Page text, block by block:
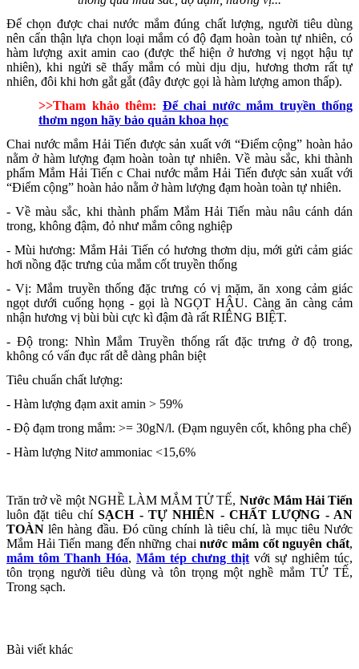
Để chọn được chai nước mắm đúng chất lượng, người tiêu dùng
nên cẩn thận lựa chọn loại mắm có độ đạm hoàn toàn tự nhiên, có
hàm lượng axit amin cao (được thể hiện ở hương vị ngọt hậu tự
nhiên), khi ngửi sẽ thấy mắm có mùi dịu dịu, hương thơm rất tự
nhiên, đôi khi hơn gắt gắt (đây được gọi là hàm lượng amon thấp).
>>Tham khảo thêm: Để chai nước mắm truyền thống
thơm ngon hãy bảo quản khoa học
Chai nước mắm Hải Tiến được sản xuất với “Điểm cộng” hoàn hảo
nằm ở hàm lượng đạm hoàn toàn tự nhiên. Về màu sắc, khi thành
phẩm Mắm Hải Tiến c Chai nước mắm Hải Tiến được sản xuất với
“Điểm cộng” hoàn hảo nằm ở hàm lượng đạm hoàn toàn tự nhiên.
- Về màu sắc, khi thành phẩm Mắm Hải Tiến màu nâu cánh dán
trong, không đậm, đỏ như mắm công nghiệp
- Mùi hương: Mắm Hải Tiến có hương thơm dịu, mới gửi cảm giác
hơi nồng đặc trưng của mắm cốt truyền thống
- Vị: Mắm truyền thống đặc trưng có vị mặm, ăn xong cảm giác
ngọt dưới cuống họng - gọi là NGỌT HẬU. Càng ăn càng cảm
nhận hương vị bùi bùi cực kì đậm đà rất RIÊNG BIỆT.
- Độ trong: Nhìn Mắm Truyền thống rất đặc trưng ở độ trong,
không có vấn đục rất dễ dàng phân biệt
Tiêu chuẩn chất lượng:
- Hàm lượng đạm axit amin > 59%
- Độ đạm trong mắm: >= 30gN/l. (Đạm nguyên cốt, không pha chế)
- Hàm lượng Nitơ ammoniac <15,6%
Trăn trở về một NGHỀ LÀM MẮM TỬ TẾ, Nước Mắm Hải Tiến
luôn đặt tiêu chíSẠCH - TỰ NHIÊN - CHẤT LƯỢNG - AN
TOÀN lên hàng đầu. Đó cũng chính là tiêu chí, là mục tiêu Nước
Mắm Hải Tiến mang đến những chainước mắm cốt nguyên chất,
mắm tôm Thanh Hóa, Mắm tép chưng thịt với sự nghiêm túc,
tôn trọng người tiêu dùng và tôn trọng một nghề mắm TỬ TẾ,
Trong sạch.
Bài viết khác